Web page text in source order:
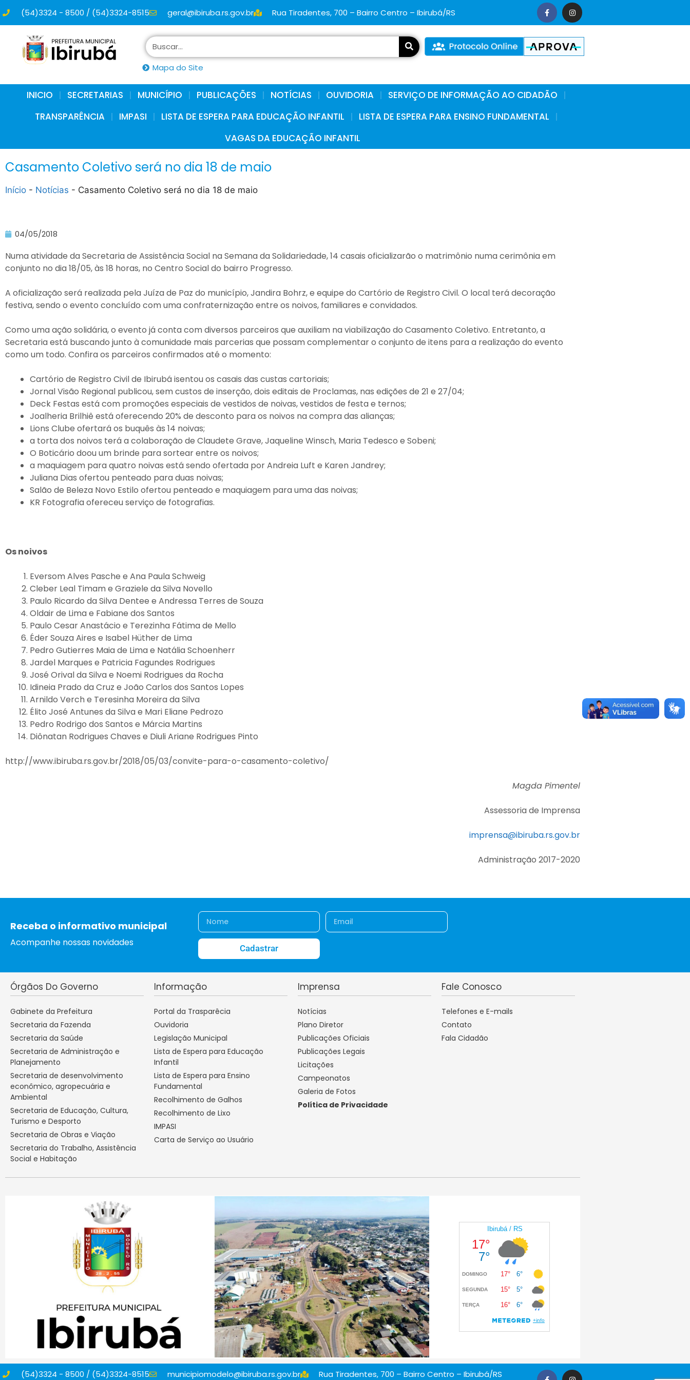
conteúdo(54)3324 - 8500 / (54)3324-8515 geral@ibiruba.rs.gov.br Rua Tiradentes, 700 – Bairro Centro – Ibirubá/RS
Mapa do Site
INICIO SECRETARIAS MUNICÍPIO PUBLICAÇÕES NOTÍCIAS OUVIDORIA
SERVIÇO DE INFORMAÇÃO AO CIDADÃO
TRANSPARÊNCIA
IMPASI LISTA DE ESPERA PARA EDUCAÇÃO INFANTIL
LISTA DE ESPERA PARA ENSINO FUNDAMENTAL
VAGAS DA EDUCAÇÃO INFANTIL
Casamento Coletivo será no dia 18 de maio
Início - Notícias - Casamento Coletivo será no dia 18 de maio
04/05/2018
Numa atividade da Secretaria de Assistência Social na Semana da Solidariedade, 14 casais oficializarão o matrimônio numa cerimônia em
conjunto no dia 18/05, às 18 horas, no Centro Social do bairro Progresso.
A oficialização será realizada pela Juíza de Paz do município, Jandira Bohrz, e equipe do Cartório de Registro Civil. O local terá decoração
festiva, sendo o evento concluído com uma confraternização entre os noivos, familiares e convidados.
Como uma ação solidária, o evento já conta com diversos parceiros que auxiliam na viabilização do Casamento Coletivo. Entretanto, a
Secretaria está buscando junto à comunidade mais parcerias que possam complementar o conjunto de itens para a realização do evento
como um todo. Confira os parceiros confirmados até o momento:
Cartório de Registro Civil de Ibirubá isentou os casais das custas cartoriais;
Jornal Visão Regional publicou, sem custos de inserção, dois editais de Proclamas, nas edições de 21 e 27/04;
Deck Festas está com promoções especiais de vestidos de noivas, vestidos de festa e ternos;
Joalheria Brilhiê está oferecendo 20% de desconto para os noivos na compra das alianças;
Lions Clube ofertará os buquês às 14 noivas;
a torta dos noivos terá a colaboração de Claudete Grave, Jaqueline Winsch, Maria Tedesco e Sobeni;
O Boticário doou um brinde para sortear entre os noivos;
a maquiagem para quatro noivas está sendo ofertada por Andreia Luft e Karen Jandrey;
Juliana Dias ofertou penteado para duas noivas;
Salão de Beleza Novo Estilo ofertou penteado e maquiagem para uma das noivas;
KR Fotografia ofereceu serviço de fotografias.
Os noivos
Eversom Alves Pasche e Ana Paula Schweig
Cleber Leal Timam e Graziele da Silva Novello
Paulo Ricardo da Silva Dentee e Andressa Terres de Souza
Oldair de Lima e Fabiane dos Santos
Paulo Cesar Anastácio e Terezinha Fátima de Mello
Éder Souza Aires e Isabel Hüther de Lima
Pedro Gutierres Maia de Lima e Natália Schoenherr
Jardel Marques e Patricia Fagundes Rodrigues
José Orival da Silva e Noemi Rodrigues da Rocha
Idineia Prado da Cruz e João Carlos dos Santos Lopes
Arnildo Verch e Teresinha Moreira da Silva
Élito José Antunes da Silva e Mari Eliane Pedrozo
Pedro Rodrigo dos Santos e Márcia Martins
Diônatan Rodrigues Chaves e Diuli Ariane Rodrigues Pinto
http://www.ibiruba.rs.gov.br/2018/05/03/convite-para-o-casamento-coletivo/
Magda Pimentel
Assessoria de Imprensa
imprensa@ibiruba.rs.gov.br
Administração 2017-2020
Receba o informativo municipal
Acompanhe nossas novidades
Cadastrar
Órgãos Do Governo
Gabinete da Prefeitura
Secretaria da Fazenda
Secretaria da Saúde
Secretaria de Administração e
Planejamento
Secretaria de desenvolvimento
econômico, agropecuária e
Ambiental
Secretaria de Educação, Cultura,
Turismo e Desporto
Secretaria de Obras e Viação
Secretaria do Trabalho, Assistência
Social e Habitação
Informação
Portal da Trasparêcia
Ouvidoria
Legislação Municipal
Lista de Espera para Educação
Infantil
Lista de Espera para Ensino
Fundamental
Recolhimento de Galhos
Recolhimento de Lixo
IMPASI
Carta de Serviço ao Usuário
Imprensa
Notícias
Plano Diretor
Publicações Oficiais
Publicações Legais
Licitações
Campeonatos
Galeria de Fotos
Política de Privacidade
Fale Conosco
Telefones e E-mails
Contato
Fala Cidadão
(54)3324 - 8500 / (54)3324-8515 municipiomodelo@ibiruba.rs.gov.br
Rua Tiradentes, 700 – Bairro Centro – Ibirubá/RS